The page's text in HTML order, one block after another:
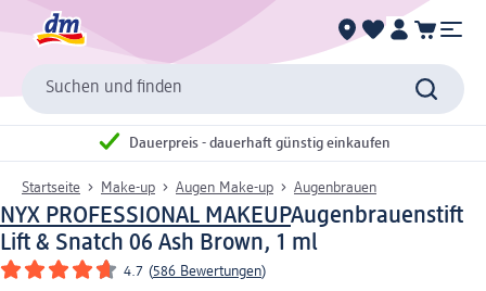
Suchen und finden
Dauerpreis - dauerhaft günstig einkaufen
Startseite Make-up Augen Make-up Augenbrauen
NYX PROFESSIONAL MAKEUPAugenbrauenstift
Lift & Snatch 06 Ash Brown, 1 ml
4.7 (586 Bewertungen)